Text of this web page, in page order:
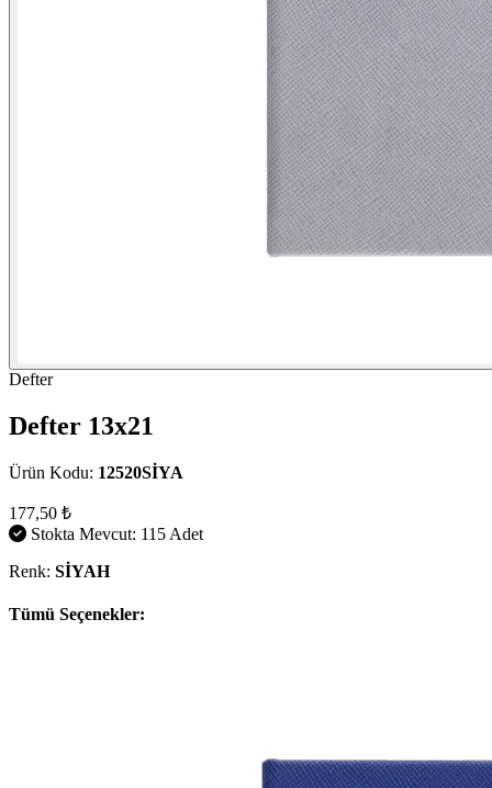
Defter
Defter 13x21
Ürün Kodu: 12520SİYA
177,50 ₺
Stokta Mevcut: 115 Adet
Renk: SİYAH
Tümü Seçenekler: